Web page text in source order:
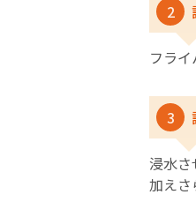
2
フラ
3
浸水
加えさ